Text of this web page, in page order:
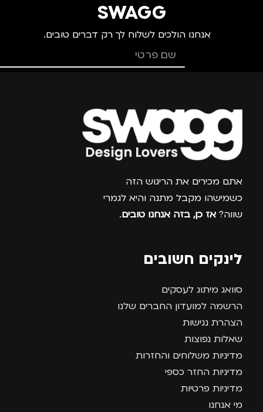
SWAGG
אנחנו הולכים לשלוח לך רק דברים טובים.
צרפו אותי למועדון
אתם מכירים את הריגוש הזה
כשמישהו מקבל מתנה והיא לגמרי
שווה? אז כן, בזה אנחנו טובים.
לינקים חשובים
סוואג מיתוג לעסקים
הרשמה למועדון החברים שלנו
הצהרת נגישות
שאלות נפוצות
מדיניות משלוחים והחזרות
מדיניות החזר כספי
מדיניות פרטיות
מי אנחנו